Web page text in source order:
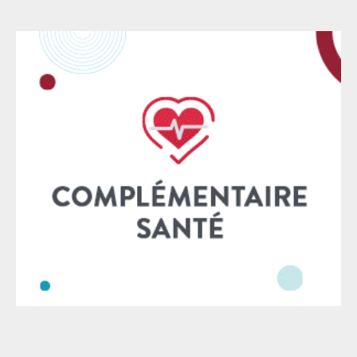
d’une partie de ceux qui y travaillent, les avocats, à
l’image du palais de justice de Paris, high-tech aux
pieds d’argile. Au-delà de la forme, c’est la
fonctionnalité même qui est ségrégative : qu’il s’agisse
de montrer patte blanche à tous les étages avec un
badge – excluant les avocats qui ne sont pas du
ressort – ou un petit interphone qu’il faut solliciter
pour qu’on vienne nous ouvrir afin simplement de
rencontrer greffier ou magistrat. Le CNB doit
combattre cette vision sécuritaire, gestionnaire et
technocratique de la Justice, et faire en- tendre raison